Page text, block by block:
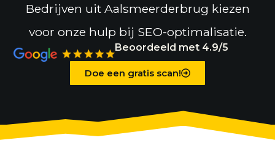
Bedrijven uit Aalsmeerderbrug kiezen
voor onze hulp bij SEO-optimalisatie.
Beoordeeld met 4.9/5
Doe een gratis scan!